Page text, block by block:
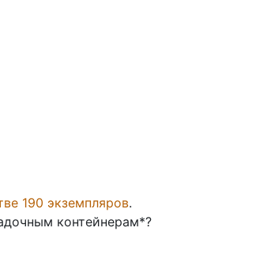
190 экземпляров.
контейнерам*?